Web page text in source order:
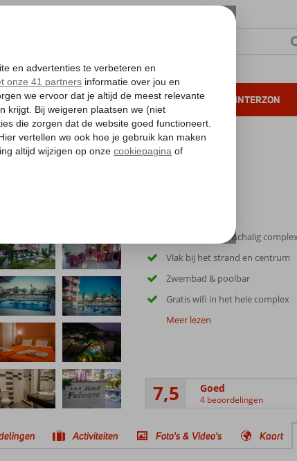
VERRE REIZEN ALL INCLUSIVE WINTERZON
Modern en kleinschalig complex
Vlak bij het strand en centrum
Zwembad & poolbar
Gratis wifi in het hele complex
Meer lezen
7,5 Goed
4 beoordelingen
Activiteiten Foto's & Video's Kaart